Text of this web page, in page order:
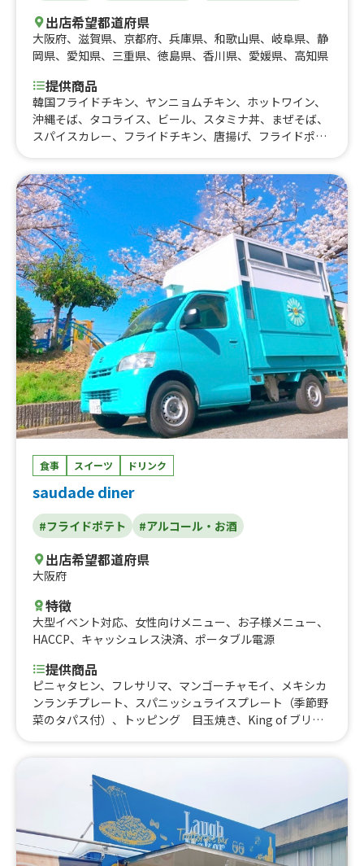
出店希望都道府県
大阪府、 滋賀県、 京都府、 兵庫県、 和歌山県、 岐阜県、 静
岡県、 愛知県、 三重県、 徳島県、 香川県、 愛媛県、 高知県
提供商品
韓国フライドチキン、ヤンニョムチキン、ホットワイン、
沖縄そば、タコライス、ビール、スタミナ丼、まぜそば、
スパイスカレー、フライドチキン、唐揚げ、フライドポテ
ーキ
食事 スイーツ ドリンク
saudade diner
#フライドポテト #アルコール・お酒
出店希望都道府県
大阪府
特徴
大型イベント対応、 女性向けメニュー、 お子様メニュー、
HACCP、 キャッシュレス決済、 ポータブル電源
提供商品
ピニャタヒン、フレサリマ、マンゴーチャモイ、メキシカ
ンランチプレート、スパニッシュライスプレート（季節野
菜のタパス付）、トッピング 目玉焼き、King of ブリト
ス、タコス、メガチーズタコミートブリトー、カフェモカ
フロスティ、キャラメルミルクフロスティ、苺ミルクフロ
スティ、ガーリックシュリンプとオニオンリングのブリト
ー、タコスミートのブリトー、タンドリーチキンロール、
ドリロコス、タコミートライス、タンドリーチキンライ
ス、南米風BBQポークライス、明太＆モッツァレラチーズ